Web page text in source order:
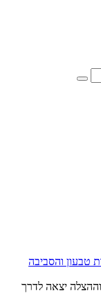
טבעון והסביבה
יצאה לדרך